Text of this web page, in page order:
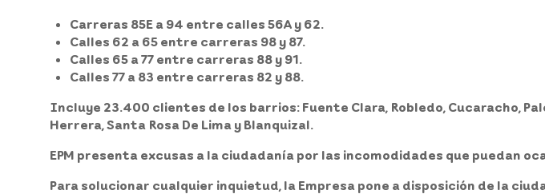
Carreras 85E a 94 entre calles 56A y 62.
Calles 62 a 65 entre carreras 98 y 87.
Calles 65 a 77 entre carreras 88 y 91.
Calles 77 a 83 entre carreras 82 y 88.
Incluye 23.400 clientes de los barrios: Fuente Clara, Robledo, Cucaracho,
Herrera, Santa Rosa De Lima y Blanquizal.
EPM presenta excusas a la ciudadanía por las incomodidades que puedan
Para solucionar cualquier inquietud, la Empresa pone a disposición de la